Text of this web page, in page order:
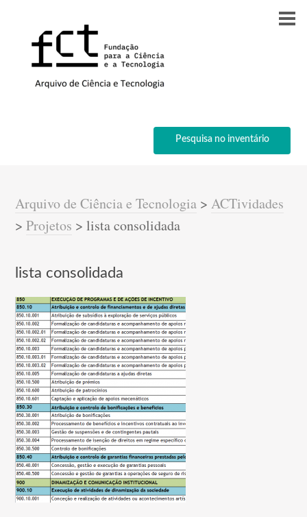
Pesquisa no inventário
Arquivo de Ciência e Tecnologia >ACTividades
>Projetos >lista consolidada
lista consolidada